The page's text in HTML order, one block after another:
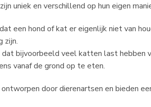
uniek en verschillend op hun eigen
een hond of kat er eigenlijk niet van
zijn.
bijvoorbeeld veel katten last hebben
vanaf de grond op te eten.
door dierenartsen en bieden